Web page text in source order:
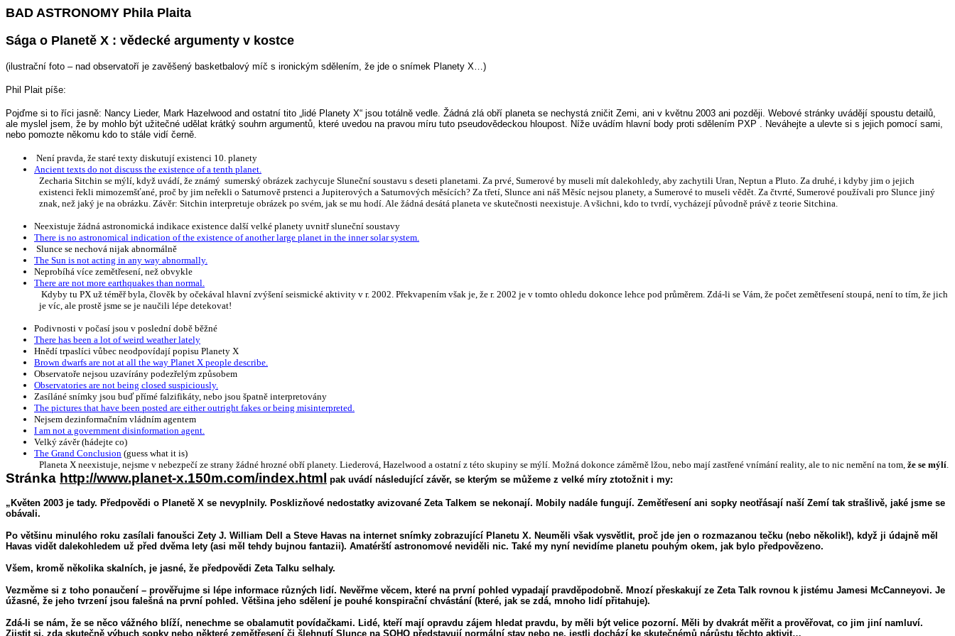
BAD ASTRONOMY Phila Plaita
Sága o Planetě X : vědecké argumenty v kostce
(ilustrační foto – nad observatoří je zavěšený basketbalový míč s ironickým sdělením, že jde o snímek Planety X…)
Phil Plait píše:
Pojďme si to říci jasně: Nancy Lieder, Mark Hazelwood and ostatní tito „lidé Planety X“ jsou totálně vedle. Žádná zlá obří planeta se nechystá zničit Zemi, ani v květnu 2003 ani později. Webové stránky uvádějí spoustu detailů,
ale myslel jsem, že by mohlo být užitečné udělat krátký souhrn argumentů, které uvedou na pravou míru tuto pseudovědeckou hloupost. Níže uvádím hlavní body proti sdělením PXP . Neváhejte a ulevte si s jejich pomocí sami,
nebo pomozte někomu kdo to stále vidí černě.
Není pravda, že staré texty diskutují existenci 10. planety
Ancient texts do not discuss the existence of a tenth planet.
Zecharia Sitchin se mýlí, když uvádí, že známý sumerský obrázek zachycuje Sluneční soustavu s deseti planetami. Za prvé, Sumerové by museli mít dalekohledy, aby zachytili Uran, Neptun a Pluto. Za druhé, i kdyby jim o jejich
existenci řekli mimozemšťané, proč by jim neřekli o Saturnově prstenci a Jupiterových a Saturnových měsících? Za třetí, Slunce ani náš Měsíc nejsou planety, a Sumerové to museli vědět. Za čtvrté, Sumerové používali pro Slunce jiný
znak, než jaký je na obrázku. Závěr: Sitchin interpretuje obrázek po svém, jak se mu hodí. Ale žádná desátá planeta ve skutečnosti neexistuje. A všichni, kdo to tvrdí, vycházejí původně právě z teorie Sitchina.
Neexistuje žádná astronomická indikace existence další velké planety uvnitř sluneční soustavy
There is no astronomical indication of the existence of another large planet in the inner solar system.
Slunce se nechová nijak abnormálně
The Sun is not acting in any way abnormally.
Neprobíhá více zemětřesení, než obvykle
There are not more earthquakes than normal.
Kdyby tu PX už téměř byla, člověk by očekával hlavní zvýšení seismické aktivity v r. 2002. Překvapením však je, že r. 2002 je v tomto ohledu dokonce lehce pod průměrem. Zdá-li se Vám, že počet zemětřesení stoupá, není to tím, že jich
je víc, ale prostě jsme se je naučili lépe detekovat!
Podivnosti v počasí jsou v poslední době běžné
There has been a lot of weird weather lately
Hnědí trpaslíci vůbec neodpovídají popisu Planety X
Brown dwarfs are not at all the way Planet X people describe.
Observatoře nejsou uzavírány podezřelým způsobem
Observatories are not being closed suspiciously.
Zasíláné snímky jsou buď přímé falzifikáty, nebo jsou špatně interpretovány
The pictures that have been posted are either outright fakes or being misinterpreted.
Nejsem dezinformačním vládním agentem
I am not a government disinformation agent.
Velký závěr (hádejte co)
The Grand Conclusion (guess what it is)
Planeta X neexistuje, nejsme v nebezpečí ze strany žádné hrozné obří planety. Liederová, Hazelwood a ostatní z této skupiny se mýlí. Možná dokonce záměrně lžou, nebo mají zastřené vnímání reality, ale to nic nemění na tom, že se mýlí.
Stránka http://www.planet-x.150m.com/index.html pak uvádí následující závěr, se kterým se můžeme z velké míry ztotožnit i my:
„Květen 2003 je tady. Předpovědi o Planetě X se nevyplnily. Posklizňové nedostatky avizované Zeta Talkem se nekonají. Mobily nadále fungují. Zemětřesení ani sopky neotřásají naší Zemí tak strašlivě, jaké jsme se
obávali.
Po většinu minulého roku zasílali fanoušci Zety J. William Dell a Steve Havas na internet snímky zobrazující Planetu X. Neuměli však vysvětlit, proč jde jen o rozmazanou tečku (nebo několik!), když ji údajně měl
Havas vidět dalekohledem už před dvěma lety (asi měl tehdy bujnou fantazii). Amatérští astronomové neviděli nic. Také my nyní nevidíme planetu pouhým okem, jak bylo předpovězeno.
Všem, kromě několika skalních, je jasné, že předpovědi Zeta Talku selhaly.
Vezměme si z toho ponaučení – prověřujme si lépe informace různých lidí. Nevěřme věcem, které na první pohled vypadají pravděpodobně. Mnozí přeskakují ze Zeta Talk rovnou k jistému Jamesi McCanneyovi. Je
úžasné, že jeho tvrzení jsou falešná na první pohled. Většina jeho sdělení je pouhé konspirační chvástání (které, jak se zdá, mnoho lidí přitahuje).
Zdá-li se nám, že se něco vážného blíží, nenechme se obalamutit povídačkami. Lidé, kteří mají opravdu zájem hledat pravdu, by měli být velice pozorní. Měli by dvakrát měřit a prověřovat, co jim jiní namluví.
Zjistit si, zda skutečně výbuch sopky nebo některé zemětřesení či šlehnutí Slunce na SOHO představují normální stav nebo ne, jestli dochází ke skutečnémů nárůstu těchto aktivit…